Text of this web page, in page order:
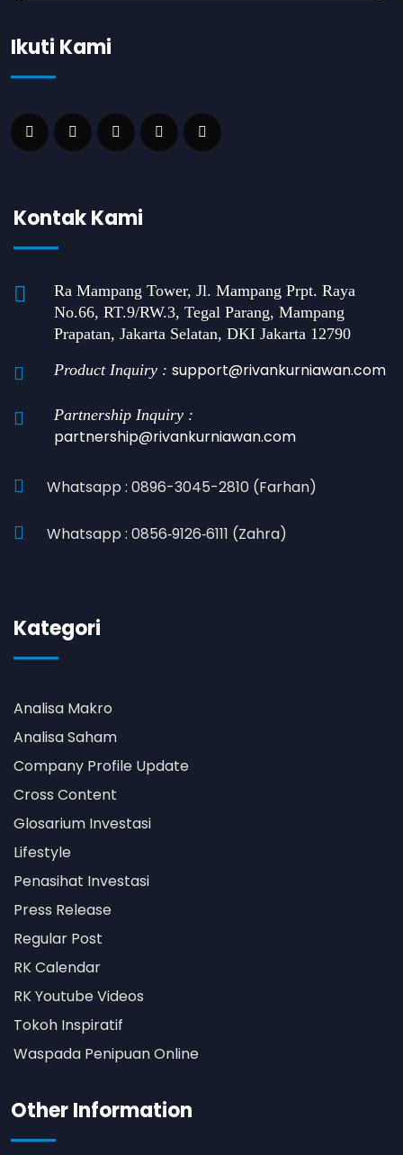
Ikuti Kami
Kontak Kami
Ra Mampang Tower, Jl. Mampang Prpt. Raya
No.66, RT.9/RW.3, Tegal Parang, Mampang
Prapatan, Jakarta Selatan, DKI Jakarta 12790
Product Inquiry : support@rivankurniawan.com
Partnership Inquiry :
partnership@rivankurniawan.com
Whatsapp : 0896-3045-2810 (Farhan)
Whatsapp : 0856‑9126‑6111 (Zahra)
Kategori
Analisa Makro
Analisa Saham
Company Profile Update
Cross Content
Glosarium Investasi
Lifestyle
Penasihat Investasi
Press Release
Regular Post
RK Calendar
RK Youtube Videos
Tokoh Inspiratif
Waspada Penipuan Online
Other Information